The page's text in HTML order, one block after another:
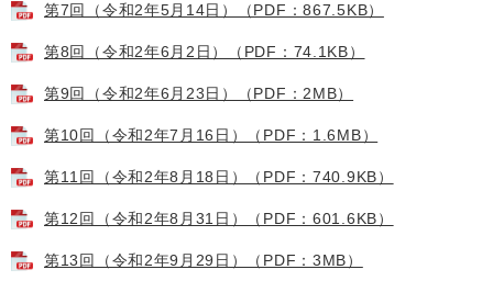
第7回（令和2年5月14日）（PDF：867.5KB）
第8回（令和2年6月2日）（PDF：74.1KB）
第9回（令和2年6月23日）（PDF：2MB）
第10回（令和2年7月16日）（PDF：1.6MB）
第11回（令和2年8月18日）（PDF：740.9KB）
第12回（令和2年8月31日）（PDF：601.6KB）
第13回（令和2年9月29日）（PDF：3MB）